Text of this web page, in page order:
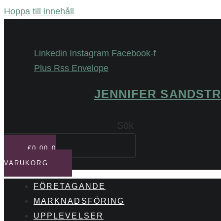
Hoppa till innehåll
Linkedin Instagram Facebook-f
Plus Rss Envelope
JENNIFER
Sök
€0,00 0
VARUKORG
FÖRETAGANDE
MARKNADSFÖRING
UPPLEVELSER